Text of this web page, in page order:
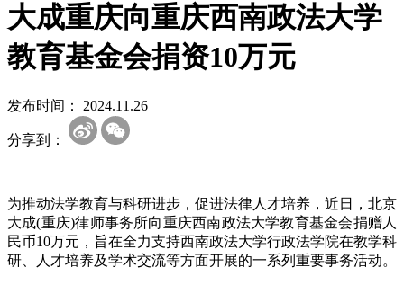
大成重庆向重庆西南政法大学
教育基金会捐资10万元
发布时间： 2024.11.26
分享到：
为推动法学教育与科研进步，促进法律人才培养，近日，北京
大成(重庆)律师事务所向重庆西南政法大学教育基金会捐赠人
民币10万元，旨在全力支持西南政法大学行政法学院在教学科
研、人才培养及学术交流等方面开展的一系列重要事务活动。